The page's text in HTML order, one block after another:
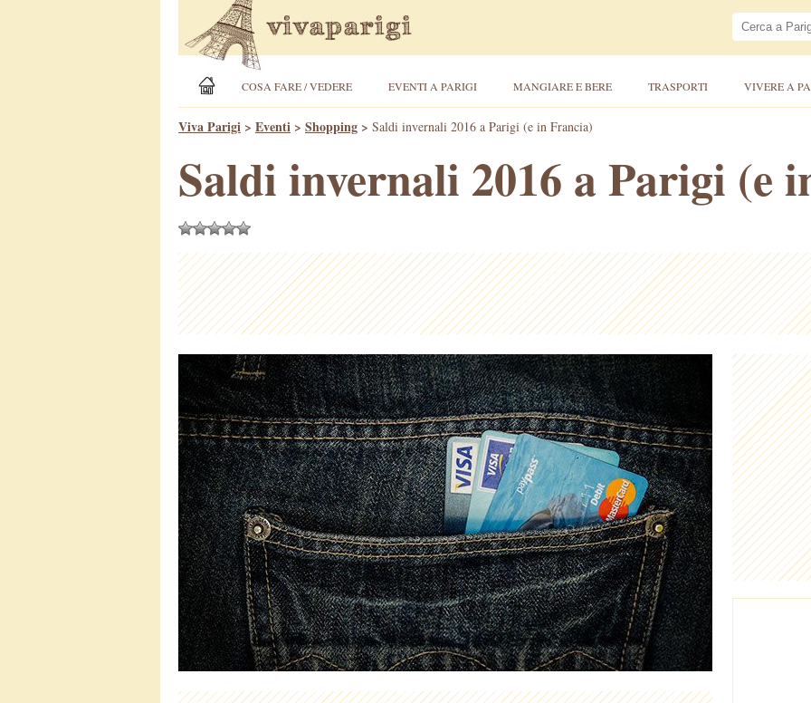
COSA FARE / VEDERE EVENTI A PARIGI MANGIARE E BERE TRASPORTI VIVERE A
Viva Parigi > Eventi > Shopping > Saldi invernali 2016 a Parigi (e in Francia)
Saldi invernali 2016 a Parigi (e